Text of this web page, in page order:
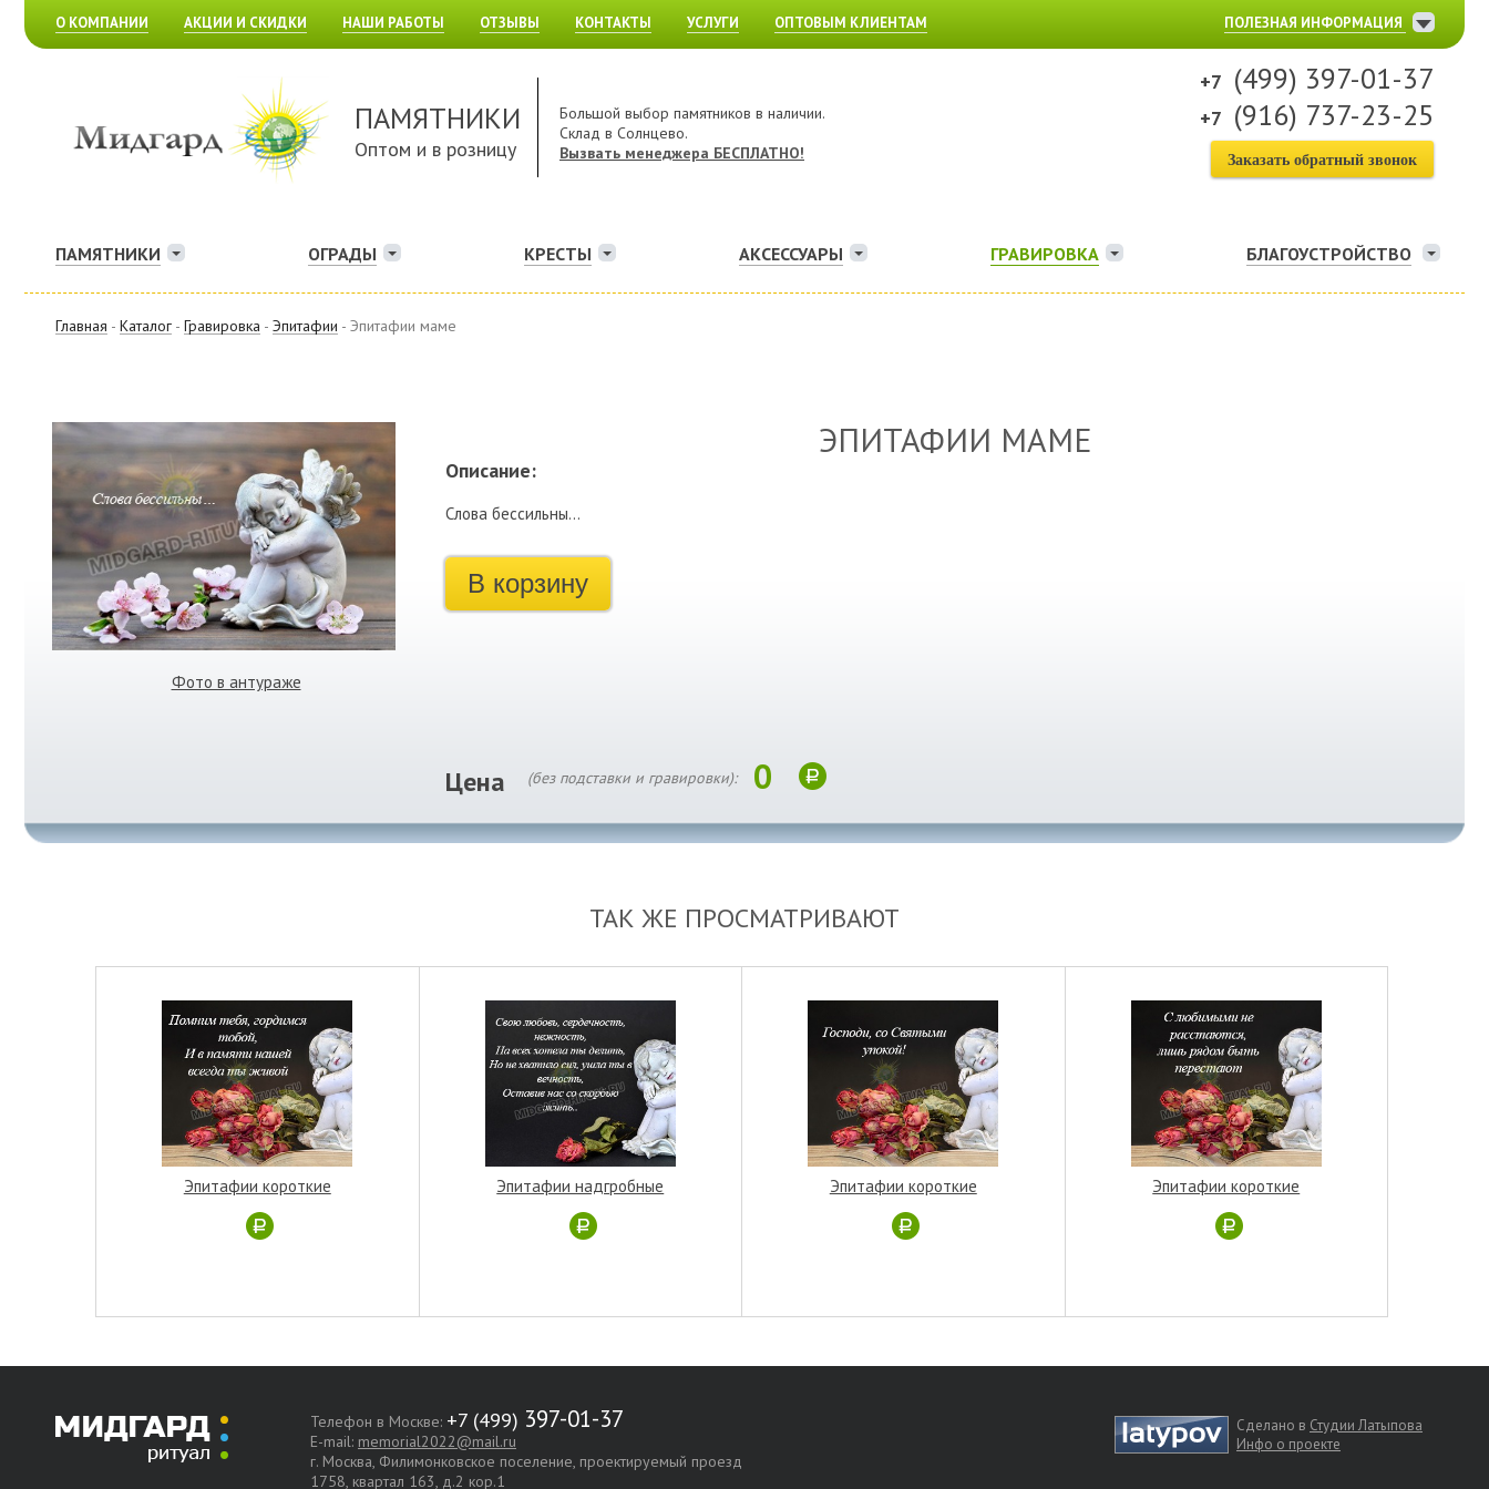
О КОМПАНИИ АКЦИИ И СКИДКИ НАШИ РАБОТЫ ОТЗЫВЫ КОНТАКТЫ УСЛУГИ ОПТОВЫМ КЛИЕНТАМ ПОЛЕЗНАЯ ИНФОРМАЦИЯ
ПАМЯТНИКИ
Оптом и в розницу
Большой выбор памятников в наличии.
Склад в Солнцево.
Вызвать менеджера БЕСПЛАТНО!
(499) 397-01-37
(916) 737-23-25
Заказать обратный звонок
ПАМЯТНИКИ ОГРАДЫ КРЕСТЫ АКСЕССУАРЫ ГРАВИРОВКА БЛАГОУСТРОЙСТВО
Главная - Каталог - Гравировка - Эпитафии - Эпитафии маме
Фото в антураже
ЭПИТАФИИ МАМЕ
Описание:
Слова бессильны…
В корзину
Цена (без подставки и гравировки): 0
ТАК ЖЕ ПРОСМАТРИВАЮТ
Эпитафии короткие Эпитафии надгробные Эпитафии короткие Эпитафии короткие
Телефон в Москве: 397-01-37
E-mail: memorial2022@mail.ru
г. Москва, Филимонковское поселение, проектируемый проезд
1758, квартал 163, д.2 кор.1
Сделано в Студии Латыпова
Инфо о проекте